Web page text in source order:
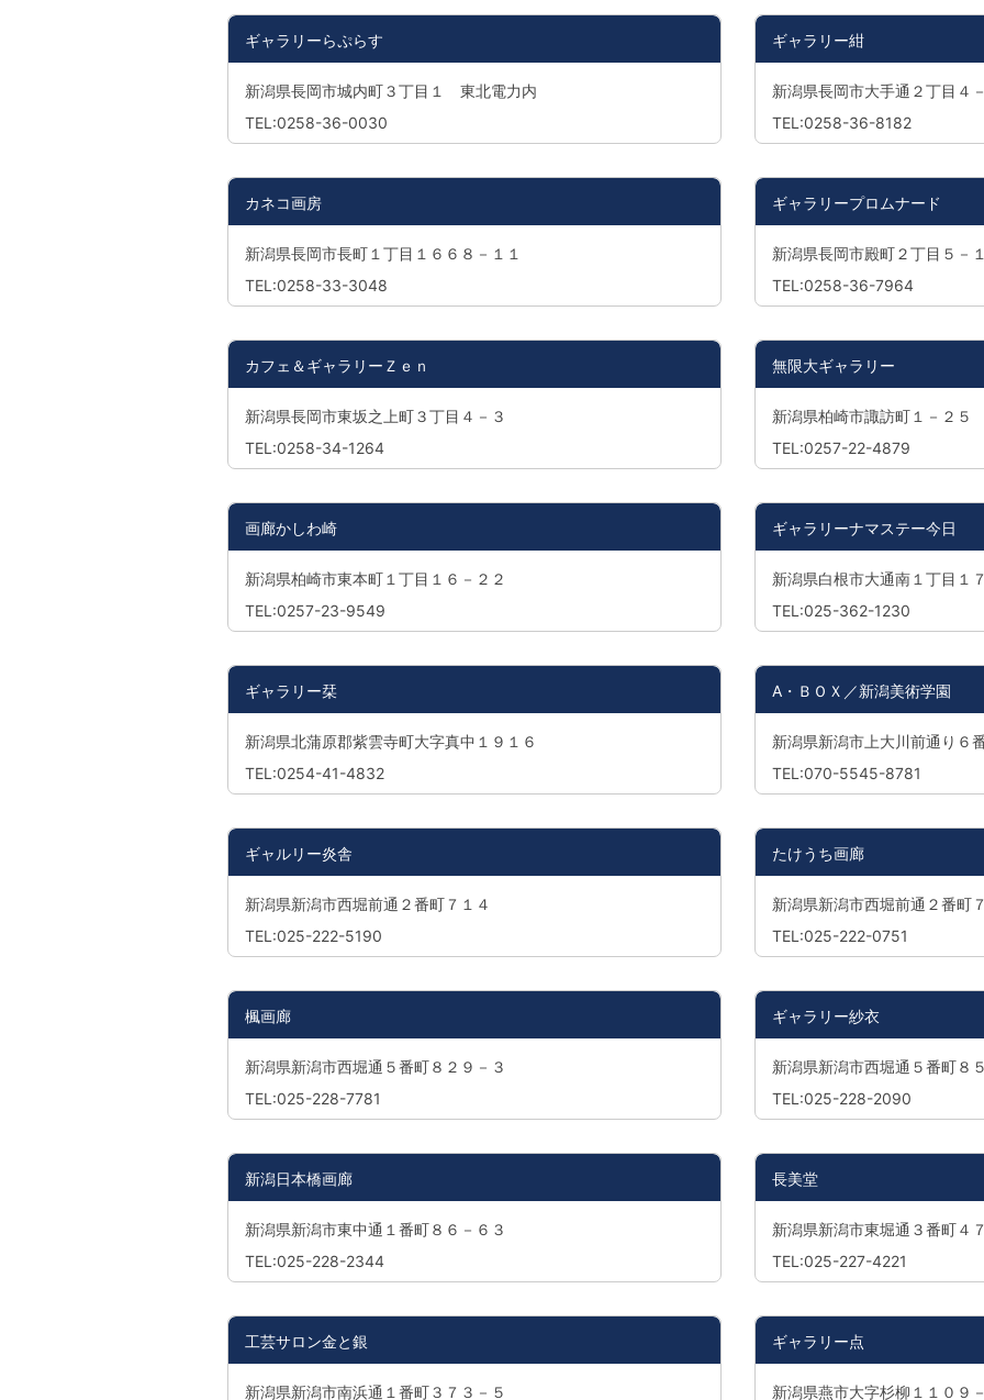
ギャラリーらぷらす
新潟県長岡市城内町３丁目１ 東北電力内
TEL:0258-36-0030
ギャラリー紺
新潟県長岡市大手通２丁目４
TEL:0258-36-8182
カネコ画房
新潟県長岡市長町１丁目１６６８－１１
TEL:0258-33-3048
ギャラリープロムナード
新潟県長岡市殿町２丁目５－
TEL:0258-36-7964
カフェ＆ギャラリーＺｅｎ
新潟県長岡市東坂之上町３丁目４－３
TEL:0258-34-1264
無限大ギャラリー
新潟県柏崎市諏訪町１－２５
TEL:0257-22-4879
画廊かしわ崎
新潟県柏崎市東本町１丁目１６－２２
TEL:0257-23-9549
ギャラリーナマステー今日
新潟県白根市大通南１丁目１
TEL:025-362-1230
ギャラリー栞
新潟県北蒲原郡紫雲寺町大字真中１９１６
TEL:0254-41-4832
A・ＢＯＸ／新潟美術学園
新潟県新潟市上大川前通り
TEL:070-5545-8781
ギャルリー炎舎
新潟県新潟市西堀前通２番町７１４
TEL:025-222-5190
たけうち画廊
新潟県新潟市西堀前通２番
TEL:025-222-0751
楓画廊
新潟県新潟市西堀通５番町８２９－３
TEL:025-228-7781
ギャラリー紗衣
新潟県新潟市西堀通５番町８
TEL:025-228-2090
新潟日本橋画廊
新潟県新潟市東中通１番町８６－６３
TEL:025-228-2344
長美堂
新潟県新潟市東堀通３番町４
TEL:025-227-4221
工芸サロン金と銀
新潟県新潟市南浜通１番町３７３－５
ギャラリー点
新潟県燕市大字杉柳１１０９